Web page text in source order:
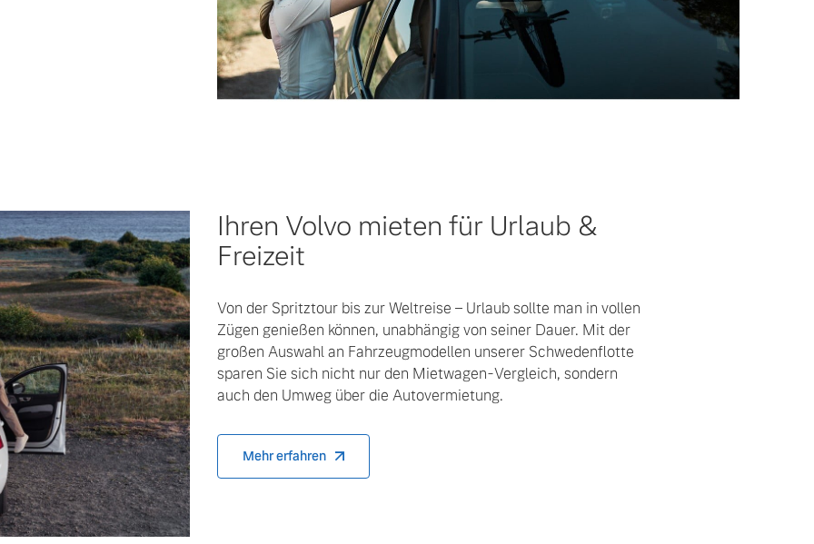
Ihren Volvo mieten für Urlaub &
Freizeit
Von der Spritztour bis zur Weltreise – Urlaub sollte man in vollen
Zügen genießen können, unabhängig von seiner Dauer. Mit der
großen Auswahl an Fahrzeugmodellen unserer Schwedenflotte
sparen Sie sich nicht nur den Mietwagen-Vergleich, sondern
auch den Umweg über die Autovermietung.
Mehr erfahren